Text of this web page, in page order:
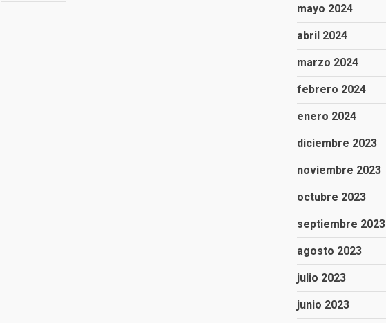
mayo 2024
abril 2024
marzo 2024
febrero 2024
enero 2024
diciembre 2023
noviembre 2023
octubre 2023
septiembre 2023
agosto 2023
julio 2023
junio 2023